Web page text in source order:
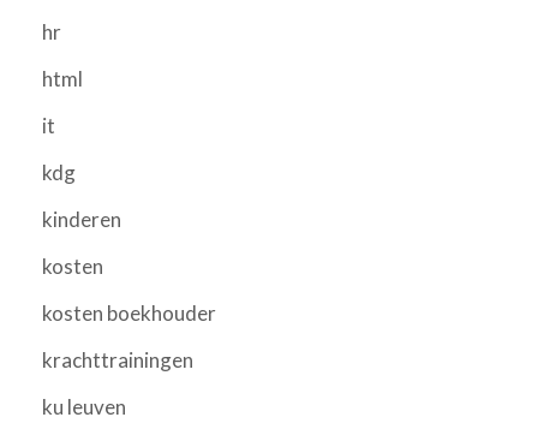
hr
html
it
kdg
kinderen
kosten
kosten boekhouder
krachttrainingen
ku leuven